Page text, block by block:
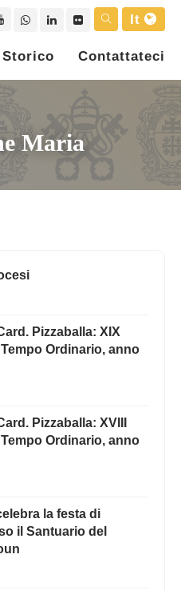
It
Contattateci
Maria
Pizzaballa: XIX
Ordinario, anno
Pizzaballa: XVIII
Ordinario, anno
la festa di
il Santuario del